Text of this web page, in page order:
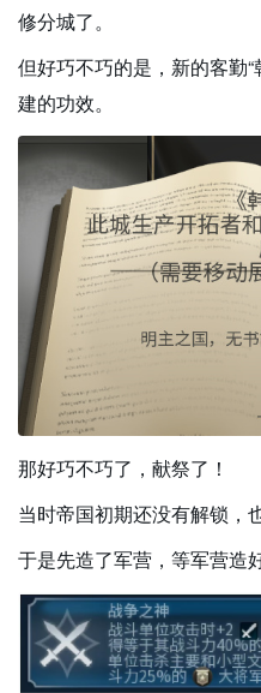
修分城了。
但好巧不巧的是，新的客勤
建的功效。
那好巧不巧了，献祭了！
当时帝国初期还没有解锁，
于是先造了军营，等军营造